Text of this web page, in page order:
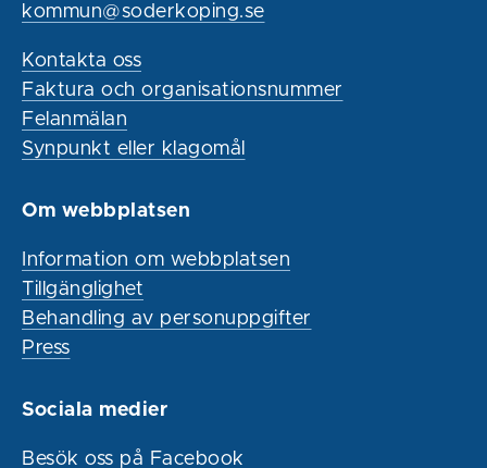
kommun@soderkoping.se
Kontakta oss
Faktura och organisationsnummer
Felanmälan
Synpunkt eller klagomål
Om webbplatsen
Information om webbplatsen
Tillgänglighet
Behandling av personuppgifter
Press
Sociala medier
Besök oss på Facebook